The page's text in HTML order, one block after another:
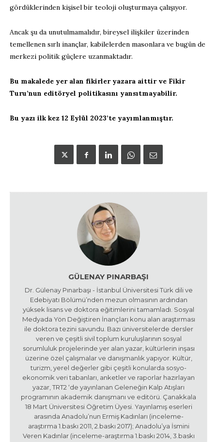
gördüklerinden kişisel bir teoloji oluşturmaya çalışıyor.
Ancak şu da unutulmamalıdır, bireysel ilişkiler üzerinden
temellenen sırlı inançlar, kabilelerden masonlara ve bugün de
merkezi politik güçlere uzanmaktadır.
Bu makalede yer alan fikirler yazara aittir ve Fikir
Turu’nun editöryel politikasını yansıtmayabilir.
Bu yazı ilk kez 12 Eylül 2023’te yayımlanmıştır.
GÜLENAY PINARBAŞI
Dr. Gülenay Pınarbaşı - İstanbul Üniversitesi Türk dili ve
Edebiyatı Bölümü’nden mezun olmasının ardından
yüksek lisans ve doktora eğitimlerini tamamladı. Sosyal
Medyada Yön Değiştiren İnançları konu alan araştırması
ile doktora tezini savundu. Bazı üniversitelerde dersler
veren ve çeşitli sivil toplum kuruluşlarının sosyal
sorumluluk projelerinde yer alan yazar, kültürlerin inşası
üzerine özel çalışmalar ve danışmanlık yapıyor. Kültür,
turizm, yerel değerler gibi çeşitli konularda sosyo-
ekonomik veri tabanları, anketler ve raporlar hazırlayan
yazar, TRT2 ‘de yayınlanan Geleneğin Kalp Atışları
programının akademik danışmanı ve editörü. Çanakkala
18 Mart Üniversitesi Öğretim Üyesi. Yayınlamış eserleri
arasında Anadolu’nun Ermiş Kadınları (inceleme-
araştırma 1.baskı 2011, 2.baskı 2017); Anadolu’ya İsmini
Veren Kadınlar (inceleme-araştırma 1.baskı 2014, 3.baskı